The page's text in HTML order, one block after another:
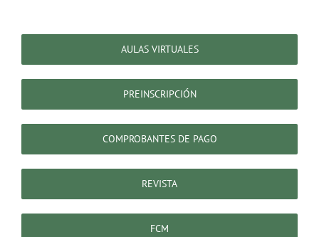
AULAS VIRTUALES
PREINSCRIPCIÓN
COMPROBANTES DE PAGO
REVISTA
FCM